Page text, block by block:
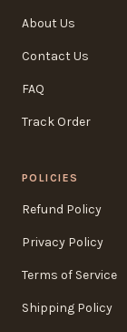
About Us
Contact Us
FAQ
Track Order
POLICIES
Refund Policy
Privacy Policy
Terms of Service
Shipping Policy